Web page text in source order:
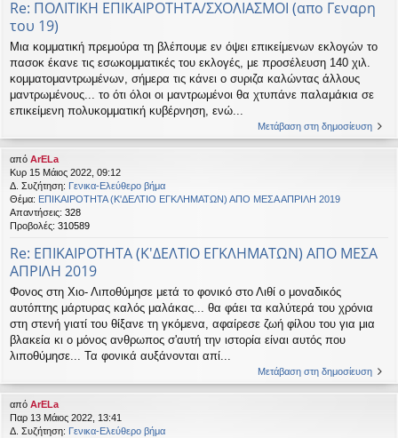
Re: ΠΟΛΙΤΙΚΗ ΕΠΙΚΑΙΡΟΤΗΤΑ/ΣΧΟΛΙΑΣΜΟΙ (απο Γεναρη
του 19)
Μια κομματική πρεμούρα τη βλέπουμε εν όψει επικείμενων εκλογών το
πασοκ έκανε τις εσωκομματικές του εκλογές, με προσέλευση 140 χιλ.
κομματομαντρωμένων, σήμερα τις κάνει ο συριζα καλώντας άλλους
μαντρωμένους... το ότι όλοι οι μαντρωμένοι θα χτυπάνε παλαμάκια σε
επικείμενη πολυκομματική κυβέρνηση, ενώ...
Μετάβαση στη δημοσίευση
από ArELa
Κυρ 15 Μάιος 2022, 09:12
Δ. Συζήτηση: Γενικα-Ελεύθερο βήμα
Θέμα: ΕΠΙΚΑΙΡΟΤΗΤΑ (Κ'ΔΕΛΤΙΟ ΕΓΚΛΗΜΑΤΩΝ) ΑΠΟ ΜΕΣΑ ΑΠΡΙΛΗ 2019
Απαντήσεις: 328
Προβολές: 310589
Re: ΕΠΙΚΑΙΡΟΤΗΤΑ (Κ'ΔΕΛΤΙΟ ΕΓΚΛΗΜΑΤΩΝ) ΑΠΟ ΜΕΣΑ
ΑΠΡΙΛΗ 2019
Φονος στη Χιο- Λιποθύμησε μετά το φονικό στο Λιθί ο μοναδικός
αυτόπτης μάρτυρας καλός μαλάκας... θα φάει τα καλύτερά του χρόνια
στη στενή γιατί του θίξανε τη γκόμενα, αφαίρεσε ζωή φίλου του για μια
βλακεία κι ο μόνος ανθρωπος σ'αυτή την ιστορία είναι αυτός που
λιποθύμησε... Τα φονικά αυξάνονται απί...
Μετάβαση στη δημοσίευση
από ArELa
Παρ 13 Μάιος 2022, 13:41
Δ. Συζήτηση: Γενικα-Ελεύθερο βήμα